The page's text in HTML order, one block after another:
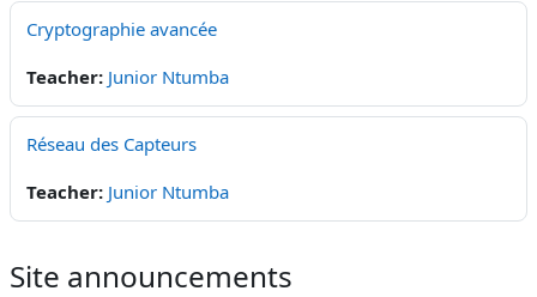
Cryptographie avancée
Teacher: Junior Ntumba
Réseau des Capteurs
Teacher: Junior Ntumba
Site announcements